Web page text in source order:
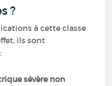
?
à cette classe
ils sont
sévère non